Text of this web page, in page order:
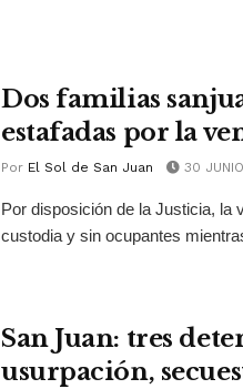
Dos familias
estafadas por la
Por El Sol de San Juan 30
Por disposición de la Justicia, la
custodia y sin ocupantes
San Juan: tres
usurpación,